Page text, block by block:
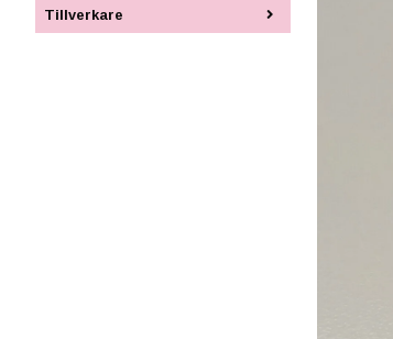
Tillverkare